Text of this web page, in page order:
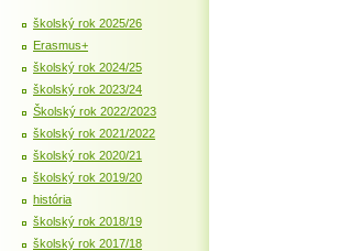
školský rok 2025/26
Erasmus+
školský rok 2024/25
školský rok 2023/24
Školský rok 2022/2023
školský rok 2021/2022
školský rok 2020/21
školský rok 2019/20
história
školský rok 2018/19
školský rok 2017/18